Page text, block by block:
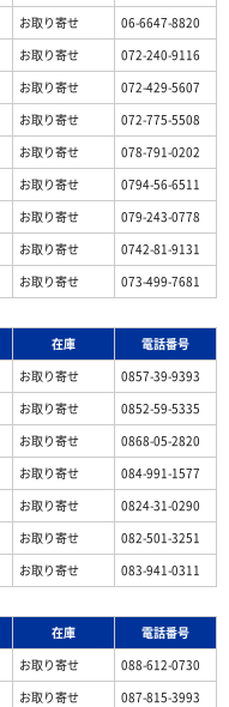
お取り寄せ
06-6647-8820
お取り寄せ
072-240-9116
お取り寄せ
072-429-5607
お取り寄せ
072-775-5508
お取り寄せ
078-791-0202
お取り寄せ
0794-56-6511
お取り寄せ
079-243-0778
お取り寄せ
0742-81-9131
お取り寄せ 073-499-7681
在庫
電話番号
お取り寄せ
0857-39-9393
お取り寄せ
0852-59-5335
お取り寄せ
0868-05-2820
お取り寄せ
084-991-1577
お取り寄せ
0824-31-0290
お取り寄せ
082-501-3251
お取り寄せ 083-941-0311
在庫
電話番号
お取り寄せ
088-612-0730
お取り寄せ 087-815-3993